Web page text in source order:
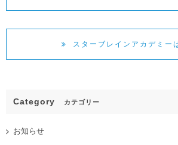
スターブレインアカデミー
Category カテゴリー
お知らせ